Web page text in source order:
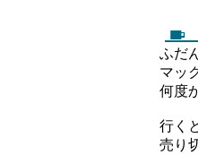
ふだ
マッ
何度
行く
売り